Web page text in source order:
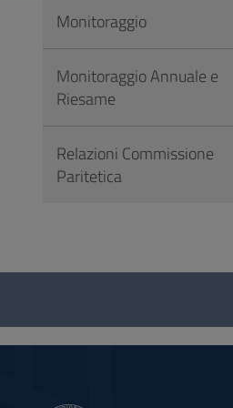
Footer
Monitoraggio
Monitoraggio Annuale e
Riesame
Relazioni Commissione
Paritetica
Questionario
social